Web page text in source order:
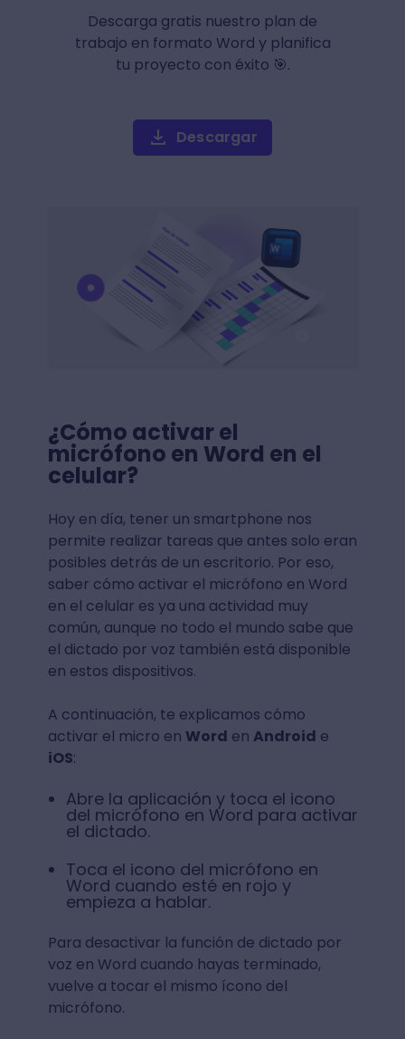
Descarga gratis nuestro plan de
trabajo en formato Word y planifica
tu proyecto con éxito 🎯.
Descargar
¿Cómo activar el
micrófono en Word en el
celular?
Hoy en día, tener un smartphone nos
permite realizar tareas que antes solo eran
posibles detrás de un escritorio. Por eso,
saber cómo activar el micrófono en Word
en el celular es ya una actividad muy
común, aunque no todo el mundo sabe que
el dictado por voz también está disponible
en estos dispositivos.
A continuación, te explicamos cómo
activar el micro en Word en Android e
iOS:
Abre la aplicación y toca el icono
del micrófono en Word para activar
el dictado.
Toca el icono del micrófono en
Word cuando esté en rojo y
empieza a hablar.
Para desactivar la función de dictado por
voz en Word cuando hayas terminado,
vuelve a tocar el mismo ícono del
micrófono.